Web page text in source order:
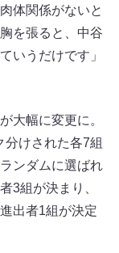
体関係がないと
を張ると、中谷
いうだけです」
大幅に変更に。
けされた各7組
ンダムに選ばれ
3組が決まり、
出者1組が決定